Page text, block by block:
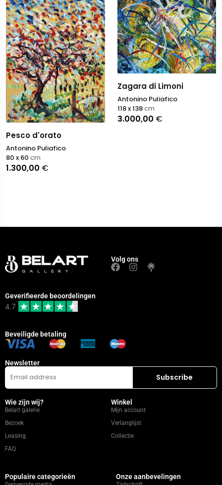
Pesco d'orato
Antonino Puliafico
1.300,00 €
80 x 60 cm
Zagara di Limoni
Antonino Puliafico
3.000,00 €
118 x 138cm
Volg ons
Geverifieerde beoordelingen
4.7
Beveiligde betaling
Newsletter
Wie zijn wij?
Belart galerie
Bezoek
Leasing
FAQ
Winkel
Mijn account
Verlanglijst
Collectie
Populaire categorieën Onze aanbevelingen